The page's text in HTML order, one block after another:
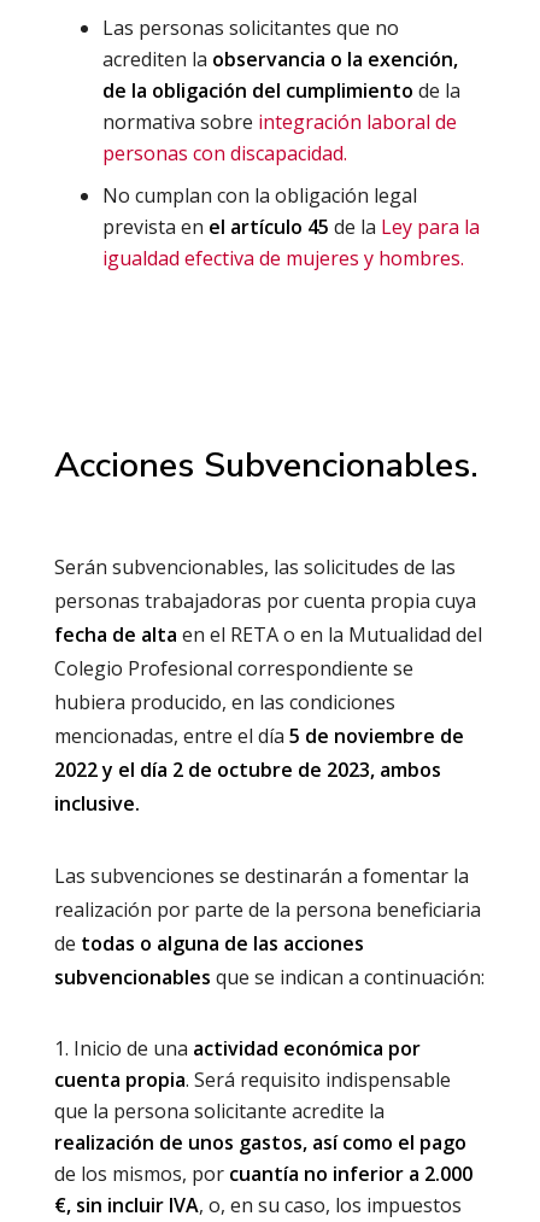
Las personas solicitantes que no
acrediten la observancia o la exención,
de la obligación del cumplimiento de la
normativa sobre integración laboral de
personas con discapacidad.
No cumplan con la obligación legal
prevista en el artículo 45 de la Ley para la
igualdad efectiva de mujeres y hombres.
Acciones Subvencionables.
Serán subvencionables, las solicitudes de las
personas trabajadoras por cuenta propia cuya
fecha de alta en el RETA o en la Mutualidad del
Colegio Profesional correspondiente se
hubiera producido, en las condiciones
mencionadas, entre el día 5 de noviembre de
2022 y el día 2 de octubre de 2023, ambos
inclusive.
Las subvenciones se destinarán a fomentar la
realización por parte de la persona beneficiaria
de todas o alguna de las acciones
subvencionables que se indican a continuación:
Inicio de una actividad económica por
cuenta propia. Será requisito indispensable
que la persona solicitante acredite la
realización de unos gastos, así como el pago
de los mismos, por cuantía no inferior a 2.000
€, sin incluir IVA, o, en su caso, los impuestos